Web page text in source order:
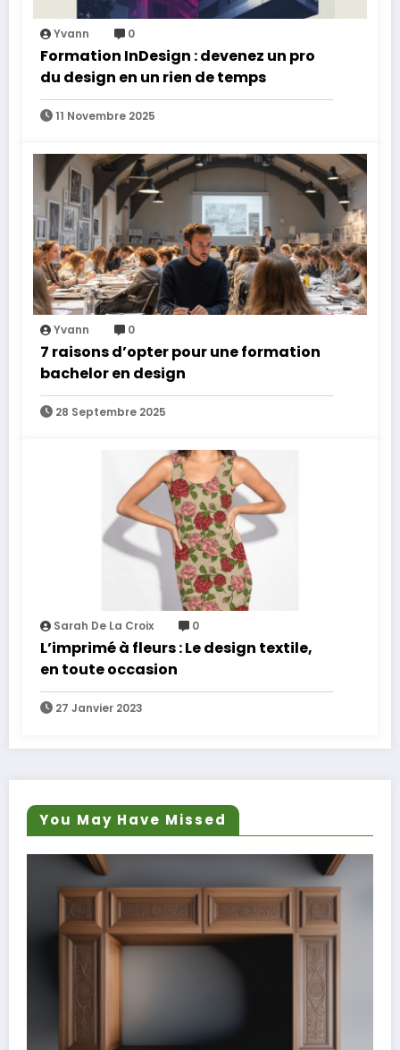
Yvann 0
Formation InDesign : devenez un pro
du design en un rien de temps
11 Novembre 2025
Yvann 0
7 raisons d’opter pour une formation
bachelor en design
28 Septembre 2025
Sarah De La Croix 0
L’imprimé à fleurs : Le design textile,
en toute occasion
27 Janvier 2023
You May Have Missed